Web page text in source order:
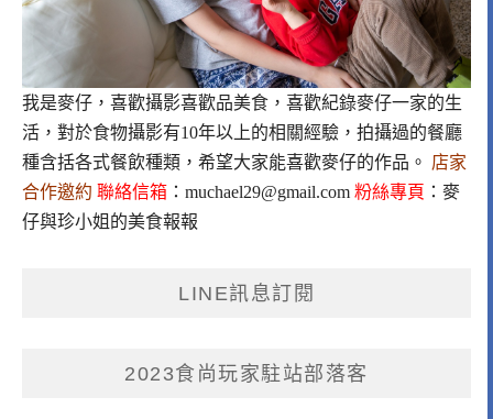
我是麥仔，喜歡攝影喜歡品美食，喜歡紀錄麥仔一家的生
活，對於食物攝影有10年以上的相關經驗，拍攝過的餐廳
種含括各式餐飲種類，希望大家能喜歡麥仔的作品。 店家
合作邀約 聯絡信箱 ： muchael29@gmail.com 粉絲專頁 ： 麥
仔與珍小姐的美食報報
LINE訊息訂閱
2023食尚玩家駐站部落客